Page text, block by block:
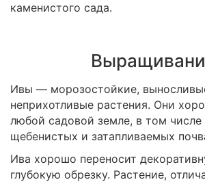
каменистого сада.
Ивы — морозостойкие,
неприхотливые растения. Они
любой садовой земле, в том числе
щебенистых и затапливаемых
Ива хорошо переносит
глубокую обрезку. Растение,